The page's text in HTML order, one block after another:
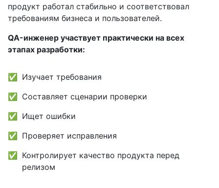
продукт работал стабильно и соответствовал
требованиям бизнеса и пользователей.
QA-инженер участвует практически на всех
этапах разработки:
Изучает требования
Составляет сценарии проверки
Ищет ошибки
Проверяет исправления
Контролирует качество продукта перед
релизом